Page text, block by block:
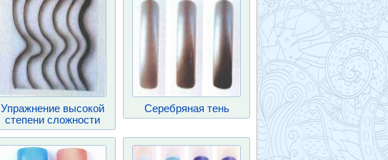
Упражнение высокой
степени сложности
Серебряная тень